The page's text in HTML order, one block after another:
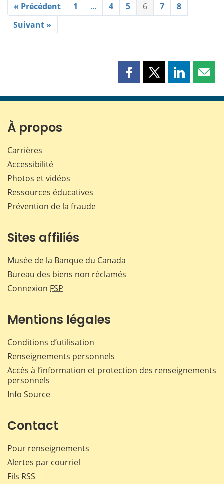
« Précédent 1 … 4 5 6 7
8
Suivant »
Partager
page
Partager
page
Partager
page page
À propos
Carrières
Accessibilité
Photos et vidéos
Ressources éducatives
Prévention de la fraude
Sites affiliés
Musée de la Banque du Canada
Bureau des biens non réclamés
Connexion FSP
Mentions légales
Conditions d’utilisation
Renseignements personnels
Accès à l’information et protection des renseignements
personnels
Info Source
Contact
Pour renseignements
Alertes par courriel
Fils RSS